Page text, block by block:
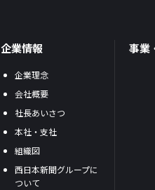
企業情報
企業理念
会社概要
社長あいさつ
本社・支社
組織図
西日本新聞グループに
ついて
事業